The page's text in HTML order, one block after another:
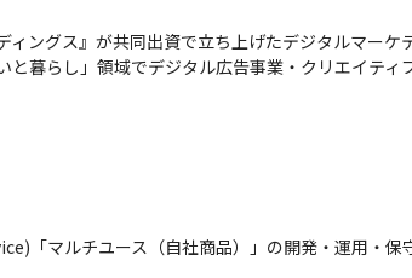
ングス』が共同出資で立ち上げたデジタルマー
暮らし」領域でデジタル広告事業・クリエイティ
「マルチユース（自社商品）」の開発・運用・保